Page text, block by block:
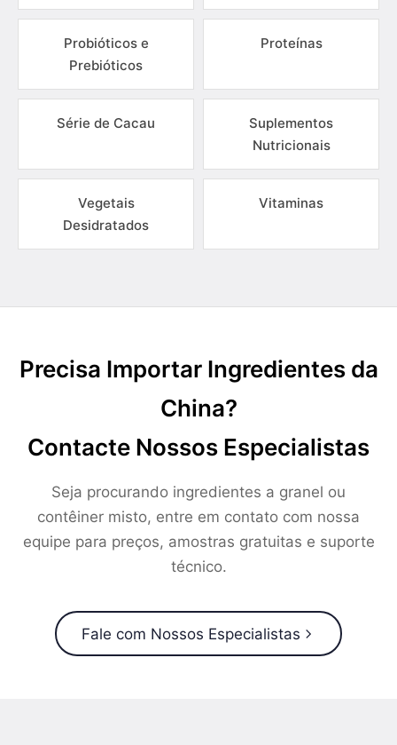
Probióticos e
Prebióticos
Proteínas
Série de Cacau
Suplementos
Nutricionais
Vegetais
Desidratados
Vitaminas
Precisa Importar Ingredientes da
China?
Contacte Nossos Especialistas
Seja procurando ingredientes a granel ou
contêiner misto, entre em contato com nossa
equipe para preços, amostras gratuitas e suporte
técnico.
Fale com Nossos Especialistas